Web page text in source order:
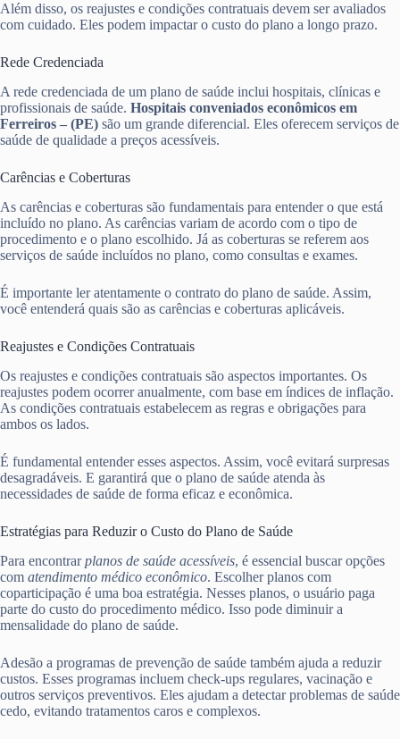
Além disso, os reajustes e condições contratuais devem ser avaliados
com cuidado. Eles podem impactar o custo do plano a longo prazo.
Rede Credenciada
A rede credenciada de um plano de saúde inclui hospitais, clínicas e
profissionais de saúde. Hospitais conveniados econômicos em
Ferreiros – (PE) são um grande diferencial. Eles oferecem serviços de
saúde de qualidade a preços acessíveis.
Carências e Coberturas
As carências e coberturas são fundamentais para entender o que está
incluído no plano. As carências variam de acordo com o tipo de
procedimento e o plano escolhido. Já as coberturas se referem aos
serviços de saúde incluídos no plano, como consultas e exames.
É importante ler atentamente o contrato do plano de saúde. Assim,
você entenderá quais são as carências e coberturas aplicáveis.
Reajustes e Condições Contratuais
Os reajustes e condições contratuais são aspectos importantes. Os
reajustes podem ocorrer anualmente, com base em índices de inflação.
As condições contratuais estabelecem as regras e obrigações para
ambos os lados.
É fundamental entender esses aspectos. Assim, você evitará surpresas
desagradáveis. E garantirá que o plano de saúde atenda às
necessidades de saúde de forma eficaz e econômica.
Estratégias para Reduzir o Custo do Plano de Saúde
Para encontrarplanos de saúde acessíveis, é essencial buscar opções
com atendimento médico econômico. Escolher planos com
coparticipação é uma boa estratégia. Nesses planos, o usuário paga
parte do custo do procedimento médico. Isso pode diminuir a
mensalidade do plano de saúde.
Adesão a programas de prevenção de saúde também ajuda a reduzir
custos. Esses programas incluem check-ups regulares, vacinação e
outros serviços preventivos. Eles ajudam a detectar problemas de saúde
cedo, evitando tratamentos caros e complexos.